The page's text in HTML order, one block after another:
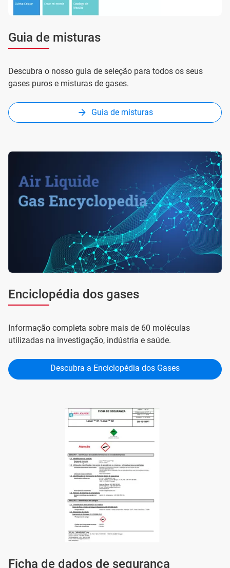
Guia de misturas
Descubra o nosso guia de seleção para todos os seus
gases puros e misturas de gases.
Guia de misturas
Enciclopédia dos gases
Informação completa sobre mais de 60 moléculas
utilizadas na investigação, indústria e saúde.
Descubra a Enciclopédia dos Gases
Ficha de dados de segurança